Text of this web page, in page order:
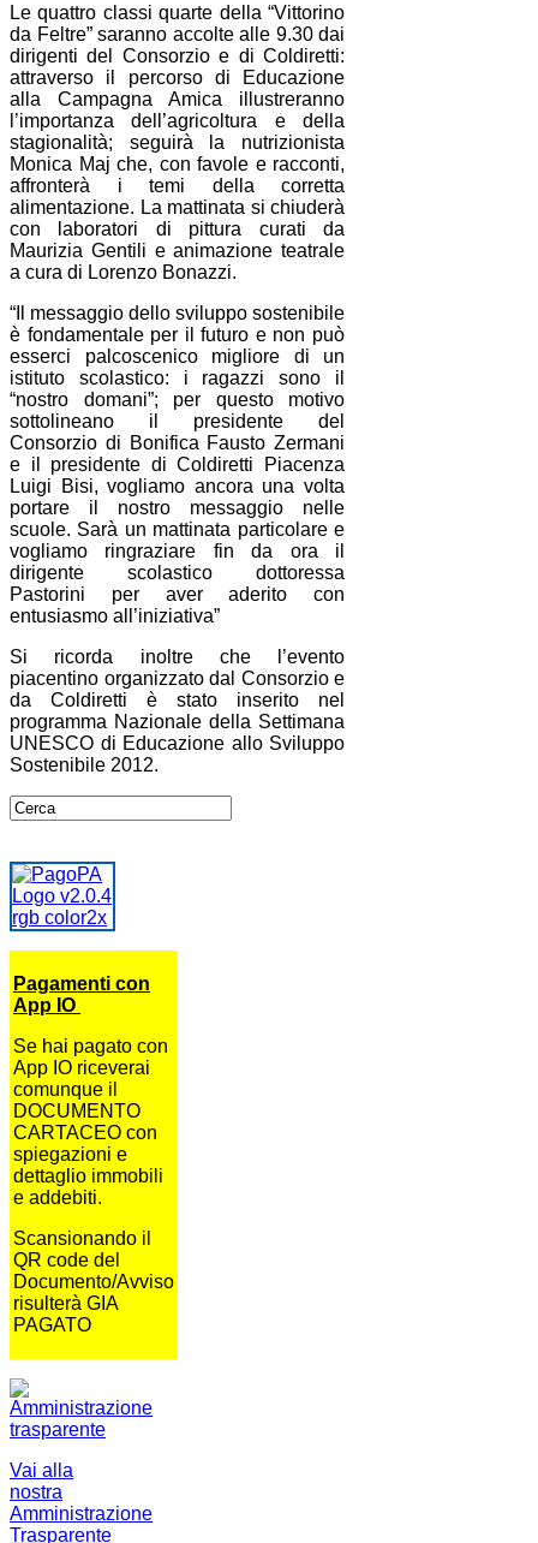
Le quattro classi quarte della “Vittorino
da Feltre” saranno accolte alle 9.30 dai
dirigenti del Consorzio e di Coldiretti:
attraverso il percorso di Educazione
alla Campagna Amica illustreranno
l’importanza dell’agricoltura e della
stagionalità; seguirà la nutrizionista
Monica Maj che, con favole e racconti,
affronterà i temi della corretta
alimentazione. La mattinata si chiuderà
con laboratori di pittura curati da
Maurizia Gentili e animazione teatrale
a cura di Lorenzo Bonazzi.
“Il messaggio dello sviluppo sostenibile
è fondamentale per il futuro e non può
esserci palcoscenico migliore di un
istituto scolastico: i ragazzi sono il
“nostro domani”; per questo motivo
sottolineano il presidente del
Consorzio di Bonifica Fausto Zermani
e il presidente di Coldiretti Piacenza
Luigi Bisi, vogliamo ancora una volta
portare il nostro messaggio nelle
scuole. Sarà un mattinata particolare e
vogliamo ringraziare fin da ora il
dirigente scolastico dottoressa
Pastorini per aver aderito con
entusiasmo all’iniziativa”
Si ricorda inoltre che l’evento
piacentino organizzato dal Consorzio e
da Coldiretti è stato inserito nel
programma Nazionale della Settimana
UNESCO di Educazione allo Sviluppo
Sostenibile 2012.
Pagamenti con
App IO
Se hai pagato con
App IO riceverai
comunque il
DOCUMENTO
CARTACEO con
spiegazioni e
dettaglio immobili
e addebiti.
Scansionando il
QR code del
Documento/Avviso
risulterà GIA
PAGATO
Vai alla
nostra
Amministrazione
Trasparente